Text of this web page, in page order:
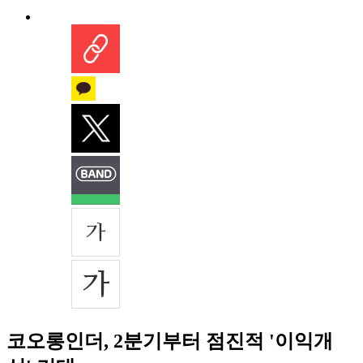
코오롱인더, 2분기부터 점진적 '이익개